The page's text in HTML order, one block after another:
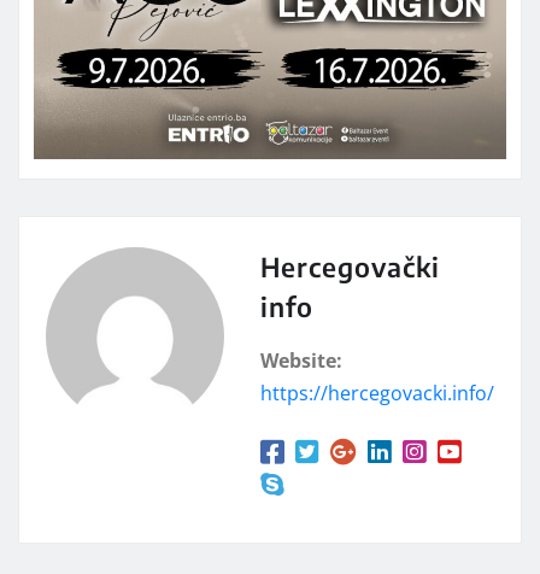
Hercegovački
info
Website:
https://hercegovacki.info/